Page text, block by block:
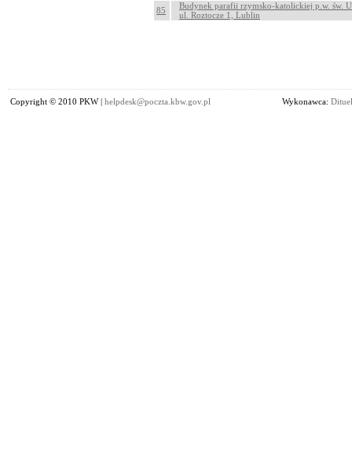
85
Budynek parafii rzymsko-katolickiej p.w. św.
ul. Roztocze 1, Lublin
Copyright © 2010 PKW | helpdesk@poczta.kbw.gov.pl Wykonawca: